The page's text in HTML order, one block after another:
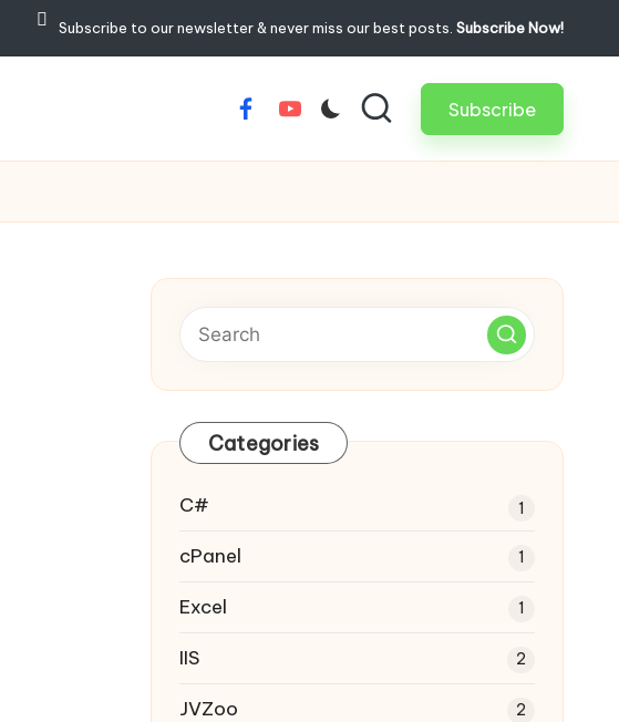
Subscribe to our newsletter & never miss our best posts. Subscribe Now!
Facebook
Youtube Subscribe
Categories
C# 1
cPanel 1
Excel 1
IIS 2
JVZoo 2